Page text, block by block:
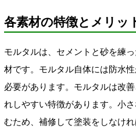
各素材の特徴とメリッ
モルタルは、セメントと砂を練
材です。モルタル自体には防水
必要があります。モルタルは改
れしやすい特徴があります。小
むため、補修して塗装をしなけ